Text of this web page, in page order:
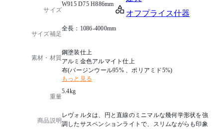
オフプライス什器
サイズ
W915 D75 H886mm
サイズ補足
全長：1086-4000mm
素材・材質
鋼塗装仕上
アルミ金色アルマイト仕上
布(バージンウール95% 、ポリアミド5%)
もっと見る
重量
5.4kg
商品説明
レヴォルタは、円と直線のミニマルな幾何学形状を強
調したサスペンションライトで、スリムながらも印象